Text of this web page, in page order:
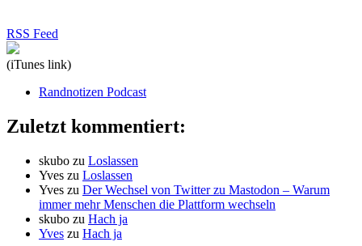
RSS Feed
(iTunes link)
Randnotizen Podcast
Zuletzt kommentiert:
skubo zu Loslassen
Yves zu Loslassen
Yves zu Der Wechsel von Twitter zu Mastodon – Warum
immer mehr Menschen die Plattform wechseln
skubo zu Hach ja
Yves zu Hach ja